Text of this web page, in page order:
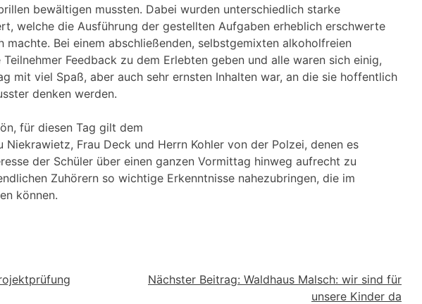
bewältigen mussten. Dabei wurden unterschiedlich starke
welche die Ausführung der gestellten Aufgaben erheblich erschwerte
machte. Bei einem abschließenden, selbstgemixten alkoholfreien
Feedback zu dem Erlebten geben und alle waren sich einig,
mit viel Spaß, aber auch sehr ernsten Inhalten war, an die sie hoffentlich
denken werden.
für diesen Tag gilt dem
Niekrawietz, Frau Deck und Herrn Kohler von der Polzei, denen es
der Schüler über einen ganzen Vormittag hinweg aufrecht zu
Zuhörern so wichtige Erkenntnisse nahezubringen, die im
können.
Nächster Beitrag: Waldhaus Malsch: wir sind für
unsere Kinder da